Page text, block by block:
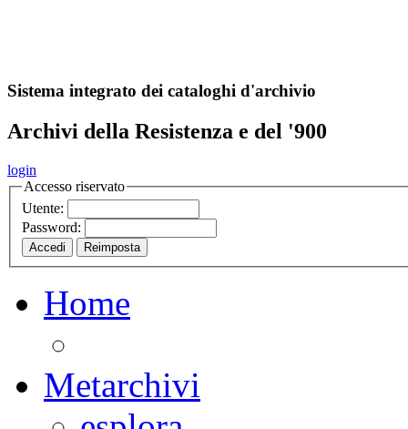
Sistema integrato dei cataloghi d'archivio
Archivi della Resistenza e del '900
login
Accesso riservato
Utente:
Password:
Home
Metarchivi